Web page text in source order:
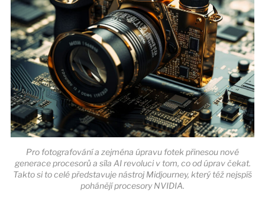
Pro fotografování a zejména úpravu fotek přinesou nové
generace procesorů a síla AI revoluci v tom, co od úprav čekat.
Takto si to celé představuje nástroj Midjourney, který též nejspíš
pohánějí procesory NVIDIA.